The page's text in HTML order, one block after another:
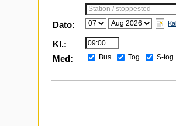
Station / stoppested
Dato:
Kl.:
Med:
Bus Tog S-tog